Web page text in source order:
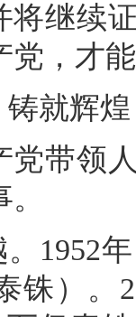
将继续
党，才
就辉煌
党带领
1952
铢）。